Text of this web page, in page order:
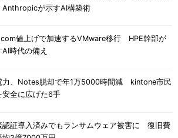
が示すAI構築術
値上げで加速するVMware移行 HPE幹部が
時代の備え
力、Notes脱却で年1万5000時間減 kintone市民
安全に広げた6手
認証導入済みでもランサムウェア被害に 復旧費